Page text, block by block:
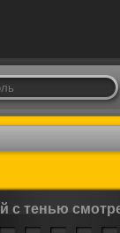
с тенью